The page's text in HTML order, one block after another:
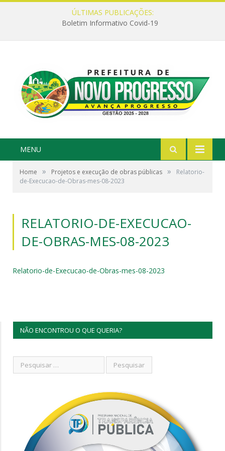
ÚLTIMAS PUBLICAÇÕES:
Boletim Informativo Covid-19
MENU
Home » Projetos e execução de obras públicas »
Relatorio-
de-Execucao-de-Obras-mes-08-2023
RELATORIO-DE-EXECUCAO-
DE-OBRAS-MES-08-2023
Relatorio-de-Execucao-de-Obras-mes-08-2023
NÃO ENCONTROU O QUE QUERIA?